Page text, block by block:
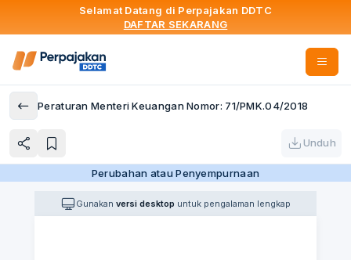
Selamat Datang di Perpajakan DDTC
DAFTAR SEKARANG
Peraturan Menteri Keuangan Nomor: 71/PMK.04/2018
Unduh
Perubahan atau Penyempurnaan
Gunakan versi desktop untuk pengalaman lengkap